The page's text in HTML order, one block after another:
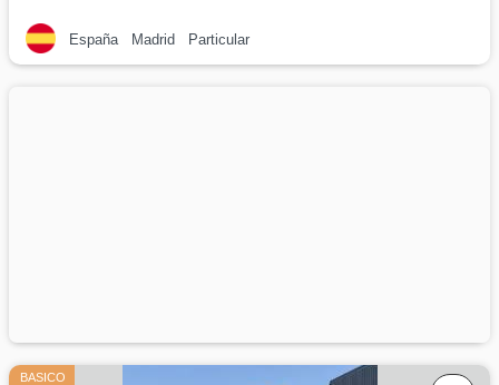
España Madrid Particular
BASICO